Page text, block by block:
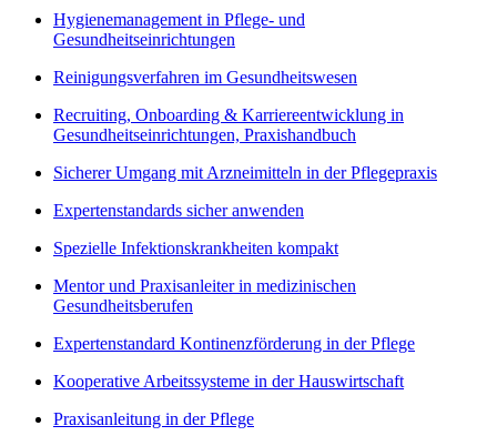
Hygienemanagement in Pflege- und
Gesundheitseinrichtungen
Reinigungsverfahren im Gesundheitswesen
Recruiting, Onboarding & Karriereentwicklung in
Gesundheitseinrichtungen, Praxishandbuch
Sicherer Umgang mit Arzneimitteln in der Pflegepraxis
Expertenstandards sicher anwenden
Spezielle Infektionskrankheiten kompakt
Mentor und Praxisanleiter in medizinischen
Gesundheitsberufen
Expertenstandard Kontinenzförderung in der Pflege
Kooperative Arbeitssysteme in der Hauswirtschaft
Praxisanleitung in der Pflege